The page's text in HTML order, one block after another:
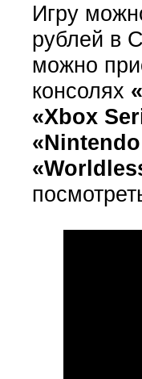
Игру
рублей в
можно
консолях
«Xbox